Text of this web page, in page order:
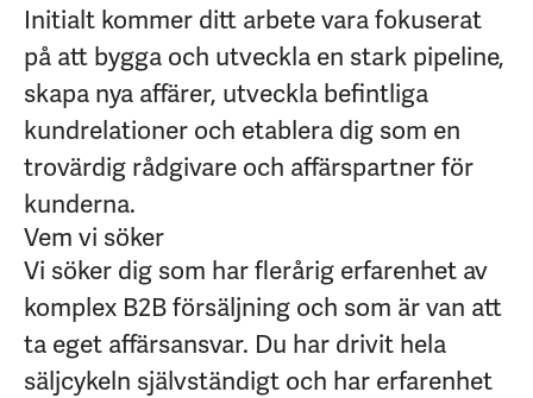
Initialt kommer ditt arbete vara fokuserat
på att bygga och utveckla en stark pipeline,
skapa nya affärer, utveckla befintliga
kundrelationer och etablera dig som en
trovärdig rådgivare och affärspartner för
kunderna.
Vem vi söker
Vi söker dig som har flerårig erfarenhet av
komplex B2B försäljning och som är van att
ta eget affärsansvar. Du har drivit hela
säljcykeln självständigt och har erfarenhet